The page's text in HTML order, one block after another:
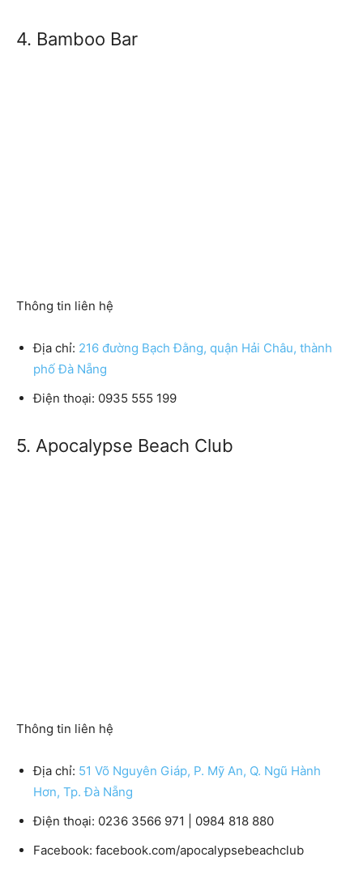
4. Bamboo Bar
Thông tin liên hệ
Địa chỉ: 216 đường Bạch Đằng, quận Hải Châu, thành
phố Đà Nẵng
Điện thoại: 0935 555 199
5. Apocalypse Beach Club
Thông tin liên hệ
Địa chỉ: 51 Võ Nguyên Giáp, P. Mỹ An, Q. Ngũ Hành
Hơn, Tp. Đà Nẵng
Điện thoại: 0236 3566 971 | 0984 818 880
Facebook: facebook.com/apocalypsebeachclub